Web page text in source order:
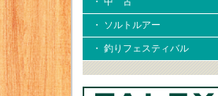
・ ソルトルアー
・ 釣りフェスティバル